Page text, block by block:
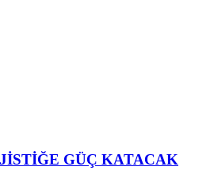
GÜÇ KATACAK